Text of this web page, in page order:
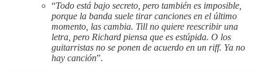
“Todo está bajo secreto, pero también es imposible,
porque la banda suele tirar canciones en el último
momento, las cambia. Till no quiere reescribir una
letra, pero Richard piensa que es estúpida. O los
guitarristas no se ponen de acuerdo en un riff. Ya no
hay canción”.